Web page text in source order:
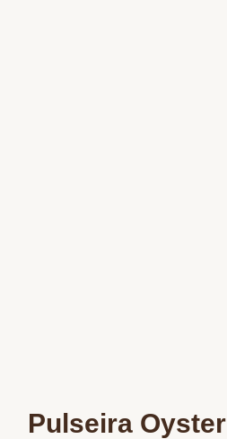
Pulseira Oyster